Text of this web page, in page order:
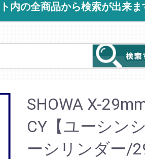
内の全商品から検索が出来ま
SHOWA X-
CY【ユーシン
ーシリンダー/